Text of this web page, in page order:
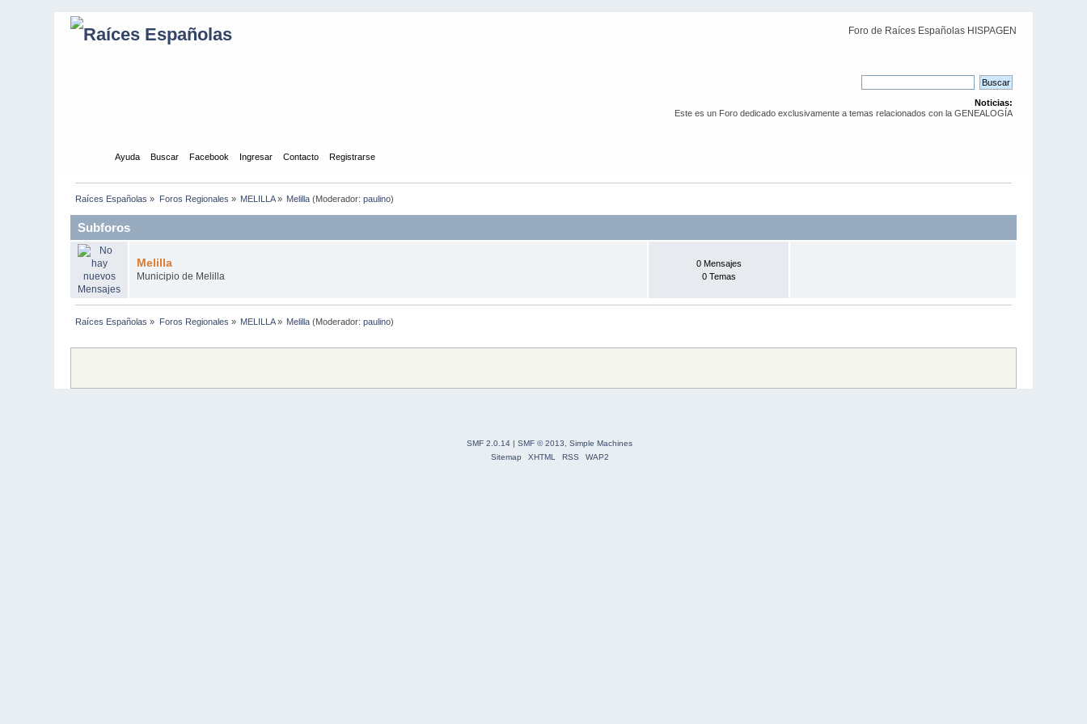
Foro de Raíces Españolas HISPAGEN
Noticias:
Este es un Foro dedicado exclusivamente a temas relacionados con la GENEALOGÍA
Ayuda Buscar Facebook Ingresar Contacto Registrarse
Raíces Españolas » Foros Regionales » MELILLA» Melilla (Moderador:paulino)
Subforos
Melilla
Municipio de Melilla
0 Mensajes
0 Temas
Raíces Españolas » Foros Regionales » MELILLA» Melilla (Moderador:paulino)
SMF 2.0.14 | SMF © 2013
Simple Machines
Sitemap
XHTML RSS WAP2